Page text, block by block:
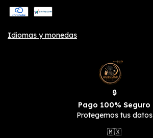
Idiomas y monedas
🔒
Pago 100% Seguro
Protegemos tus datos
🇲🇽